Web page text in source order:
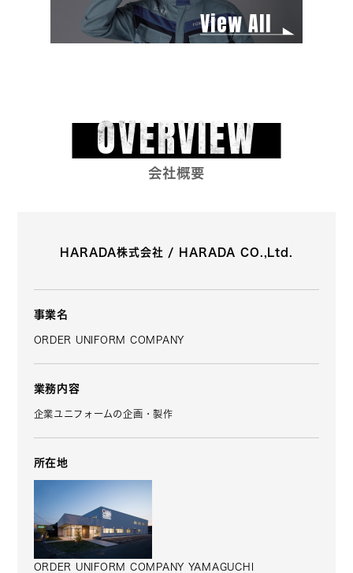
View All
OVERVIEW
会社概要
HARADA株式会社 / HARADA CO.,Ltd.
事業名
ORDER UNIFORM COMPANY
業務内容
企業ユニフォームの企画・製作
所在地
ORDER UNIFORM COMPANY YAMAGUCHI